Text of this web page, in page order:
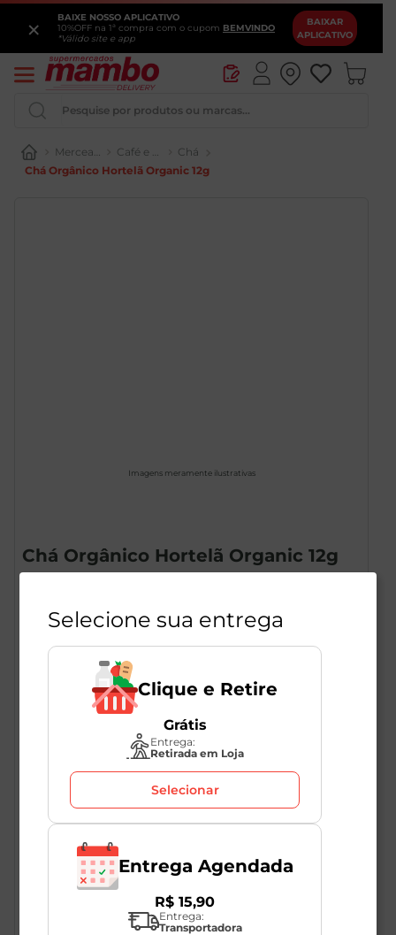
BAIXE NOSSO APLICATIVO
10%OFF na 1ª compra com o cupom BEMVINDO
*Válido site e app
BAIXAR
APLICATIVO
×
Pesquise por produtos ou marcas...
Mercearia Café e Chá
Chá
Chá Orgânico Hortelã Organic 12g
Imagens meramente ilustrativas
Chá Orgânico Hortelã Organic 12g
Organic
49
CertificadosVer todos
ORGÂNICO
Selecione sua entrega
Clique e Retire
Grátis
Entrega:
Retirada em Loja
Selecionar
Entrega Agendada
R$ 15,90
Entrega:
Transportadora
Queijo